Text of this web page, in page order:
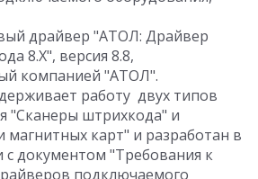
драйвер "АТОЛ: Драйвер
8.Х", версия 8.8,
компанией "АТОЛ".
работу двух типов
"Сканеры штрихкода" и
магнитных карт" и разработан в
с документом "Требования к
подключаемого